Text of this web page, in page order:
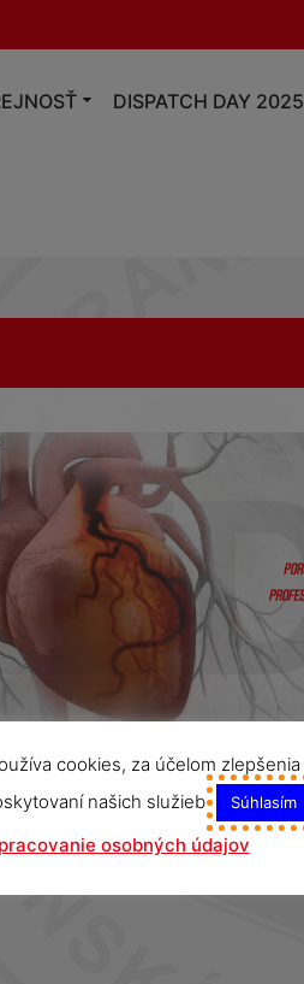
DISPATCH DAY 2025
cookies, za účelom zlepšenia
našich služieb
Súhlasím
osobných údajov